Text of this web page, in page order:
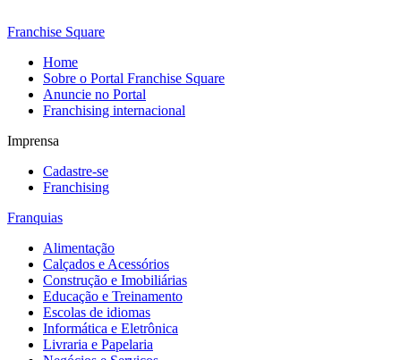
Franchise Square
Home
Sobre o Portal Franchise Square
Anuncie no Portal
Franchising internacional
Imprensa
Cadastre-se
Franchising
Franquias
Alimentação
Calçados e Acessórios
Construção e Imobiliárias
Educação e Treinamento
Escolas de idiomas
Informática e Eletrônica
Livraria e Papelaria